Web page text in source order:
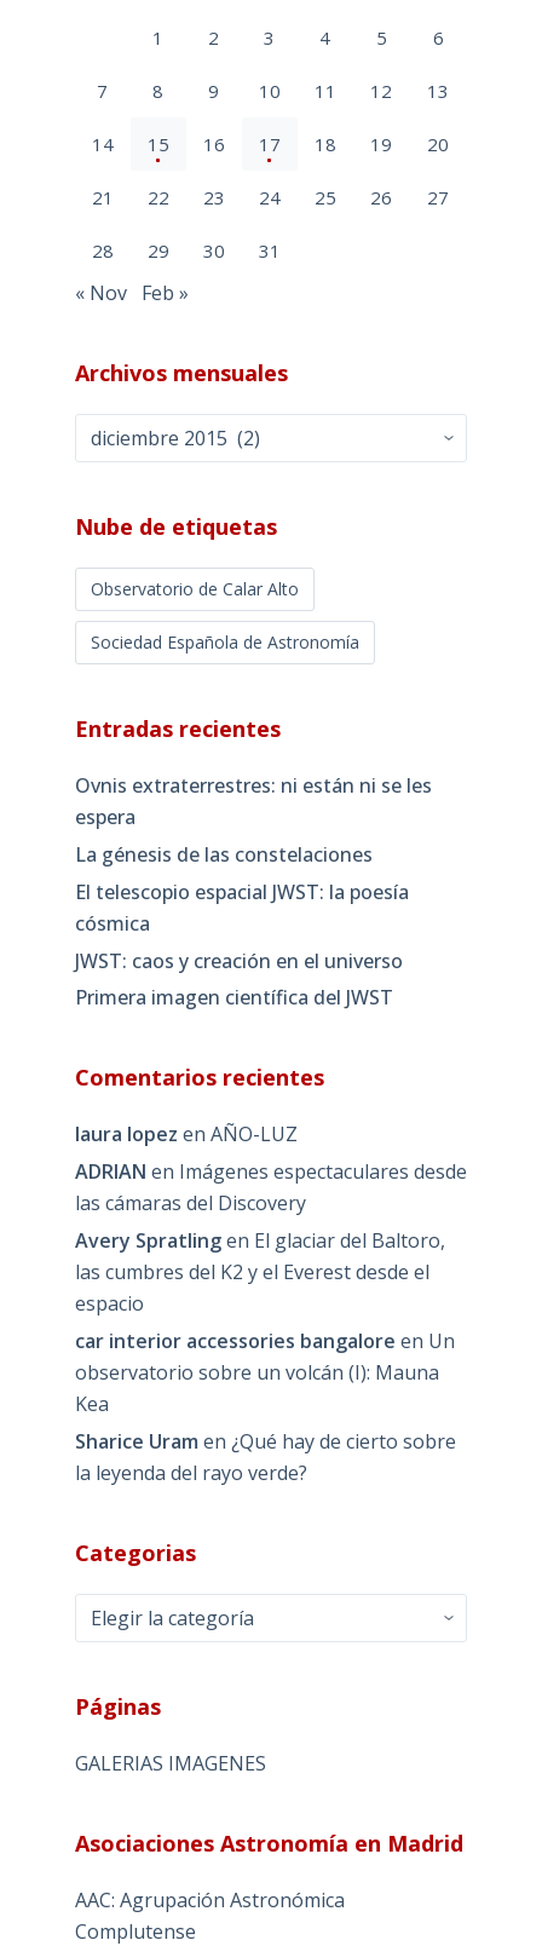
1 2 3 4 5 6
7 8 9 10 11 12 13
14 15 16 17 18 19 20
21 22 23 24 25 26 27
28 29 30 31
« Nov Feb »
Archivos mensuales
Archivos
mensuales
Nube de etiquetas
Observatorio de Calar Alto
Sociedad Española de Astronomía
Entradas recientes
Ovnis extraterrestres: ni están ni se les
espera
La génesis de las constelaciones
El telescopio espacial JWST: la poesía
cósmica
JWST: caos y creación en el universo
Primera imagen científica del JWST
Comentarios recientes
laura lopez en AÑO-LUZ
ADRIAN en Imágenes espectaculares desde
las cámaras del Discovery
Avery Spratlingen El glaciar del Baltoro,
las cumbres del K2 y el Everest desde el
espacio
car interior accessories bangalore en Un
observatorio sobre un volcán (I): Mauna
Kea
Sharice Uram en ¿Qué hay de cierto sobre
la leyenda del rayo verde?
Categorias
Categorias
Páginas
GALERIAS IMAGENES
Asociaciones Astronomía en Madrid
AAC: Agrupación Astronómica
Complutense